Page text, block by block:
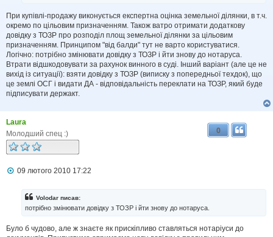
При купівлі-продажу виконується експертна оцінка земельної ділянки, в т.ч.
окремо по цільовим призначенням. Також ватро отримати додаткову
довідку з ТОЗР про розподіл площ земельної ділянки за цільовим
призначенням. Принципом "від балди" тут не варто користуватися.
Логічно: потрібно змінювати довідку з ТОЗР і йти знову до нотаруса.
Втрати відшкодовувати за рахунок винного в суді. Інший варіант (але це не
вихід із ситуації): взяти довідку з ТОЗР (виписку з попередньої техдок), що
це землі ОСГ і видати ДА - відповідальність переклати на ТОЗР, який буде
підписувати держакт.
Laura
Молодший спец :)
0
П
л
09 лютого 2010 17:22
Volodar писав:
потрібно змінювати довідку з ТОЗР і йти знову до нотаруса.
Було б чудово, але ж знаєте як прискіпливо ставляться нотаріуси до